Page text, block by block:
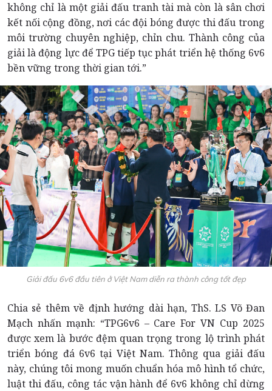
không chỉ là một giải đấu tranh tài mà còn là sân chơi
kết nối cộng đồng, nơi các đội bóng được thi đấu trong
môi trường chuyên nghiệp, chỉn chu. Thành công của
giải là động lực để TPG tiếp tục phát triển hệ thống 6v6
bền vững trong thời gian tới.”
Giải đấu 6v6 đầu tiên ở Việt Nam diễn ra thành công tốt đẹp
Chia sẻ thêm về định hướng dài hạn, ThS. LS Võ Đan
Mạch nhấn mạnh: “TPG6v6 – Care For VN Cup 2025
được xem là bước đệm quan trọng trong lộ trình phát
triển bóng đá 6v6 tại Việt Nam. Thông qua giải đấu
này, chúng tôi mong muốn chuẩn hóa mô hình tổ chức,
luật thi đấu, công tác vận hành để 6v6 không chỉ dừng